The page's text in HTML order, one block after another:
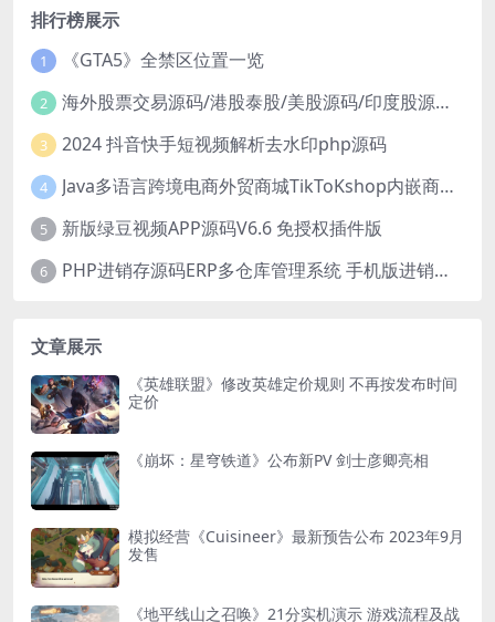
排行榜展示
1 《GTA5》全禁区位置一览
2 海外股票交易源码/港股泰股/美股源码/印度股源码/马拉西亚股票源码/国际股票配资
3 2024 抖音快手短视频解析去水印php源码
4 Java多语言跨境电商外贸商城TikToKshop内嵌商城I商家入驻I一键铺
5 新版绿豆视频APP源码V6.6 免授权插件版
6 PHP进销存源码ERP多仓库管理系统 手机版进销存 php网络版进销存小程序
文章展示
《英雄联盟》修改英雄定价规则 不再按发布时间
定价
《崩坏：星穹铁道》公布新PV 剑士彦卿亮相
模拟经营《Cuisineer》最新预告公布 2023年9月
发售
《地平线山之召唤》21分实机演示 游戏流程及战